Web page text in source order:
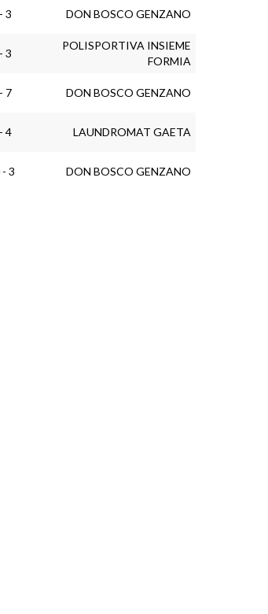
3 DON BOSCO GENZANO
3
POLISPORTIVA INSIEME
FORMIA
7 DON BOSCO GENZANO
4 LAUNDROMAT GAETA
- 3 DON BOSCO GENZANO